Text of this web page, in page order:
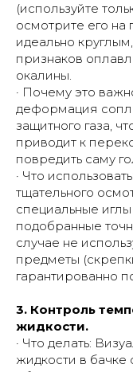
(используйте
осмотрите его на
идеально
признаков
окалины.
· Почему это
деформация
защитного газа,
приводит к
повредить саму
· Что
тщательного
специальные
подобранные
случае не
предметы
гарантированно
3. Контроль
жидкости.
· Что делать:
жидкости в